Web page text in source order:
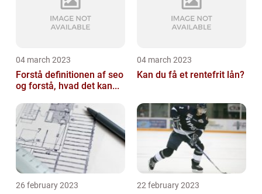
04 march 2023
Forstå definitionen af seo
og forstå, hvad det kan...
04 march 2023
Kan du få et rentefrit lån?
26 february 2023 22 february 2023